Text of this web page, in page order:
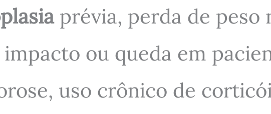
prévia, perda de peso
ou queda em
uso crônico de